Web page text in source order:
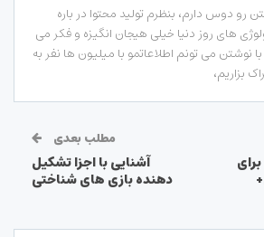
رو دوس دارم، بنظرم تولید محتوا در باره
های روز دنیا خیلی هیجان انگیزه و فکر می
نوشتن می تونم اطلاعاتمو با میلیون ها نفر به
بزاریم،
مطلب بعدی
آشنایی با اجزا تشکیل
دهنده بازی های شناختی